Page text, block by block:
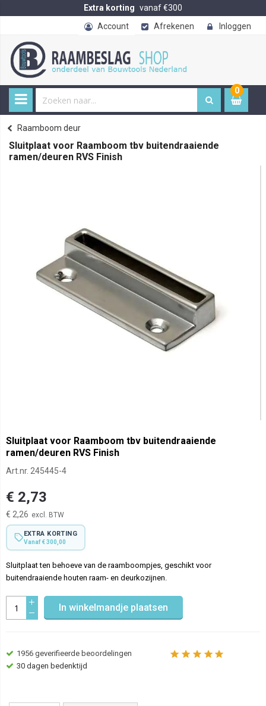
Extra korting vanaf €300
Account
Afrekenen Inloggen
0
item
Home
Raamboom deur
Sluitplaat voor Raamboom tbv buitendraaiende
ramen/deuren RVS Finish
Sluitplaat voor Raamboom tbv buitendraaiende
ramen/deuren RVS Finish
Art.nr. 245445-4
€ 2,73
€ 2,26
EXTRA KORTING
Vanaf € 300,00
Sluitplaat ten behoeve van de raamboompjes, geschikt voor
buitendraaiende houten raam- en deurkozijnen.
In winkelmandje plaatsen
1956 geverifieerde beoordelingen
30 dagen bedenktijd